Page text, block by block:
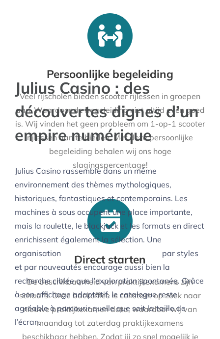
Persoonlijke begeleiding
Veel rijscholen bieden scooter rijlessen in groepen
aan. Waardoor de begeleiding niet altijd even goed
is. Wij vinden het geen probleem om 1-op-1 scooter
rijlessen aan te bieden. Met deze persoonlijke
begeleiding behalen wij ons hoge
slagingspercentage!
Direct starten
De beschikbaarheid van praktijkexamens zijn
schaars. Onze backoffice is constant op zoek naar
nieuwe praktijkexamen data, waardoor wij van
maandag tot zaterdag praktijkexamens
beschikbaar hebben. Zodat jij zo snel mogelijk je
Julius Casino : des
découvertes dignes d’un
empire numérique
Julius Casino rassemble dans un même
environnement des thèmes mythologiques,
historiques, fantastiques et contemporains. Les
machines à sous occupent une place importante,
mais la roulette, le blackjack et les formats en direct
enrichissent également la sélection. Une
organisation
https://mez.ink/juliusfrance
par styles
et par nouveautés encourage aussi bien la
recherche ciblée que l’exploration spontanée. Grâce
à son affichage adaptatif, le catalogue reste
agréable à parcourir quelle que soit la taille de
l’écran.